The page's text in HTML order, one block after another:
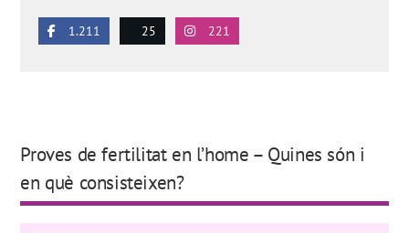
1.211 25 221
Proves de fertilitat en l’home – Quines són i
en què consisteixen?